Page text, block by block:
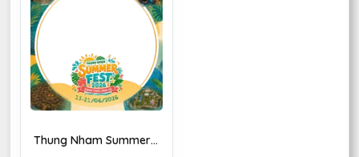
Thung Nham Summer